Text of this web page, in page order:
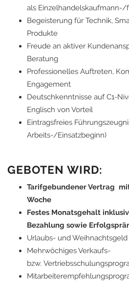
als
Begeisterung für Technik,
Produkte
Freude an aktiver
Beratung
Professionelles Auftreten,
Engagement
Deutschkenntnisse auf C1-
Englisch von Vorteil
Eintragsfreies
Arbeits-/Einsatzbeginn)
GEBOTEN WIRD:
Tarifgebundener Vertrag
Woche
Festes Monatsgehalt
Bezahlung sowie
Urlaubs- und Weihnachtsgeld
Mehrwöchiges Verkaufs-
bzw.